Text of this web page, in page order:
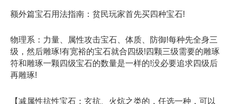
额外篇宝石用法指南：贫民玩家首先买四种宝石!
物理系：力量、属性攻击宝石、体质、防御!每种先全身三
级，然后雕琢!有宽裕的宝石就合四级!四颗三级需要的雕琢
符和雕琢一颗四级宝石的数量是一样的!没必要追求四级后
再雕琢!
【减属性抗性宝石：玄抗、火炕之类的，任选一种，可以